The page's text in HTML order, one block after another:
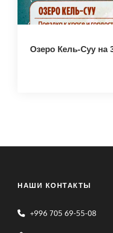
Озеро Кель-Суу на
НАШИ КОНТАКТЫ
+996 705 69-55-08